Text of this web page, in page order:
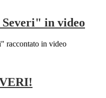
in video
raccontato in video